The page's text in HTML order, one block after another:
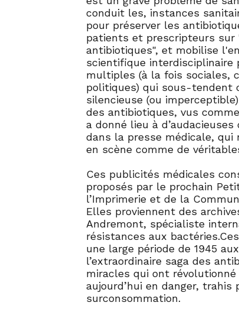
conduit les, instances
pour préserver les
patients et prescripteurs sur
antibiotiques", et mobilise
scientifique interdisciplinaire
multiples (à la fois sociales,
politiques) qui sous-tendent
silencieuse (ou
des antibiotiques, vus
a donné lieu à
dans la presse médicale, qui
en scène comme de
Ces publicités médicales
proposés par le prochain
l’Imprimerie et de la
Elles proviennent des
Andremont, spécialiste
résistances aux
une large période de 1945
l’extraordinaire saga des
miracles qui ont révolutionné
aujourd’hui en danger,
surconsommation.